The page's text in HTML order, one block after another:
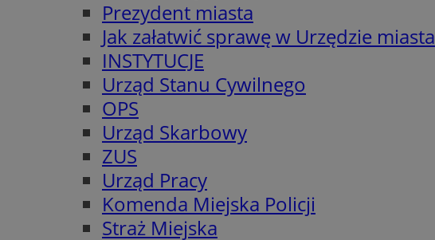
Prezydent miasta
Jak załatwić sprawę w Urzędzie miasta
INSTYTUCJE
Urząd Stanu Cywilnego
OPS
Urząd Skarbowy
ZUS
Urząd Pracy
Komenda Miejska Policji
Straż Miejska